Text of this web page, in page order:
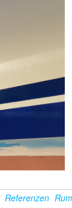
Referenzen